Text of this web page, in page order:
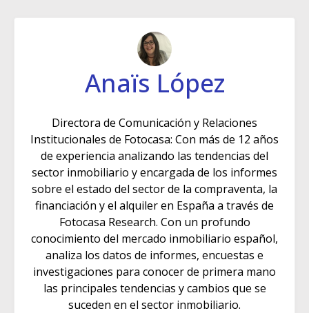
Anaïs López
Directora de Comunicación y Relaciones
Institucionales de Fotocasa: Con más de 12 años
de experiencia analizando las tendencias del
sector inmobiliario y encargada de los informes
sobre el estado del sector de la compraventa, la
financiación y el alquiler en España a través de
Fotocasa Research. Con un profundo
conocimiento del mercado inmobiliario español,
analiza los datos de informes, encuestas e
investigaciones para conocer de primera mano
las principales tendencias y cambios que se
suceden en el sector inmobiliario.